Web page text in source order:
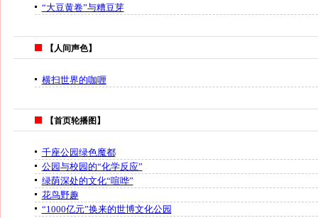
“大豆黄卷”与糟豆芽
【人间声色】
横扫世界的咖喱
【首页轮播图】
千座公园绿色魔都
公园与校园的“化学反应”
绿荫深处的文化“喧哗”
花鸟野趣
“1000亿元”换来的世博文化公园